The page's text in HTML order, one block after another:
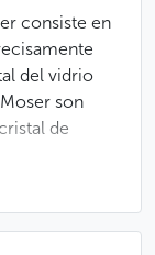
consiste en
del vidrio
son
de
y